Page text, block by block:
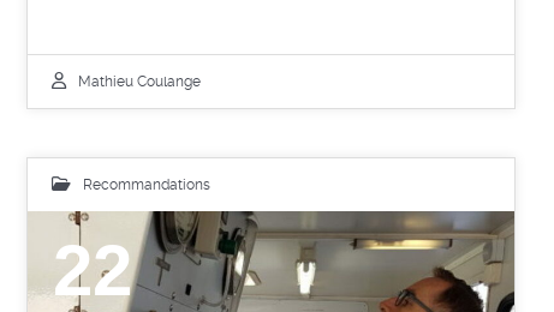
Mathieu Coulange
Recommandations
22